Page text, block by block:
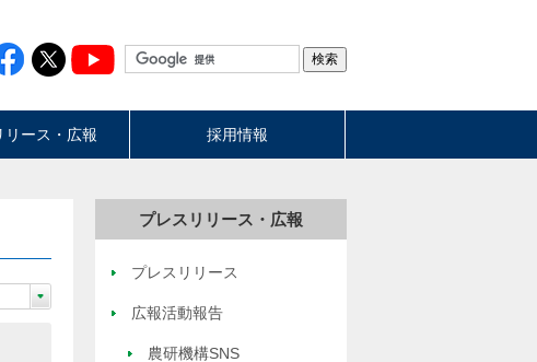
リース・広報 採用情報
プレスリリース・広報
プレスリリース
広報活動報告
農研機構SNS